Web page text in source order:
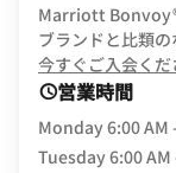
Marriott
ブランドと比類の
今すぐご入会くだ
営業時間
Monday6:00 AM
Tuesday6:00 AM